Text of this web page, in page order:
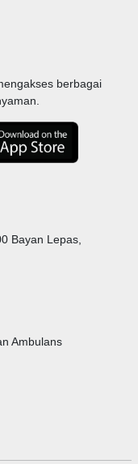
berbagai
Bayan Lepas,
Ambulans